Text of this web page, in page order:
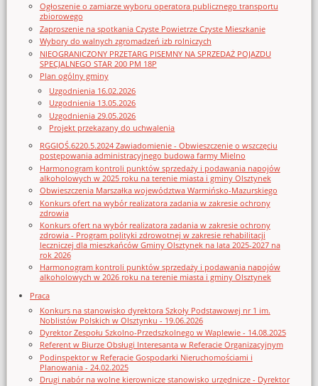
Ogłoszenie o zamiarze wyboru operatora publicznego transportu
zbiorowego
Zaproszenie na spotkania Czyste Powietrze Czyste Mieszkanie
Wybory do walnych zgromadzeń izb rolniczych
NIEOGRANICZONY PRZETARG PISEMNY NA SPRZEDAŻ POJAZDU
SPECJALNEGO STAR 200 PM 18P
Plan ogólny gminy
Uzgodnienia 16.02.2026
Uzgodnienia 13.05.2026
Uzgodnienia 29.05.2026
Projekt przekazany do uchwalenia
RGGIOŚ.6220.5.2024 Zawiadomienie - Obwieszczenie o wszczęciu
postępowania administracyjnego budowa farmy Mielno
Harmonogram kontroli punktów sprzedaży i podawania napojów
alkoholowych w 2025 roku na terenie miasta i gminy Olsztynek
Obwieszczenia Marszałka województwa Warmińsko-Mazurskiego
Konkurs ofert na wybór realizatora zadania w zakresie ochrony
zdrowia
Konkurs ofert na wybór realizatora zadania w zakresie ochrony
zdrowia - Program polityki zdrowotnej w zakresie rehabilitacji
leczniczej dla mieszkańców Gminy Olsztynek na lata 2025-2027 na
rok 2026
Harmonogram kontroli punktów sprzedaży i podawania napojów
alkoholowych w 2026 roku na terenie miasta i gminy Olsztynek
Praca
Konkurs na stanowisko dyrektora Szkoły Podstawowej nr 1 im.
Noblistów Polskich w Olsztynku - 19.06.2026
Dyrektor Zespołu Szkolno-Przedszkolnego w Waplewie - 14.08.2025
Referent w Biurze Obsługi Interesanta w Referacie Organizacyjnym
Podinspektor w Referacie Gospodarki Nieruchomościami i
Planowania - 24.02.2025
Drugi nabór na wolne kierownicze stanowisko urzędnicze - Dyrektor